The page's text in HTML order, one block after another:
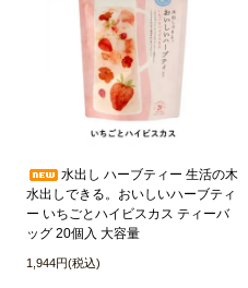
水出し ハーブティー 生活の木
水出しできる。おいしいハーブティ
ー いちごとハイビスカス ティーバ
ッグ 20個入 大容量
1,944円(税込)